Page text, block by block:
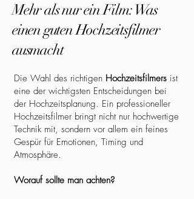
Mehr als nur ein Film: Was
einen guten Hochzeitsfilmer
ausmacht
Die Wahl des richtigen Hochzeitsfilmers ist
eine der wichtigsten Entscheidungen bei
der Hochzeitsplanung. Ein professioneller
Hochzeitsfilmer bringt nicht nur hochwertige
Technik mit, sondern vor allem ein feines
Gespür für Emotionen, Timing und
Atmosphäre.
Worauf sollte man achten?